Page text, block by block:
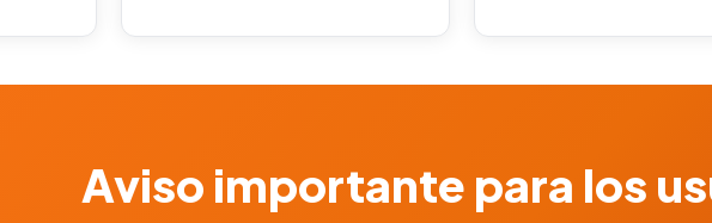
Aviso importante para los